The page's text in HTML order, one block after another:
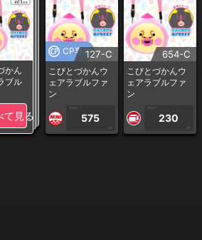
かん
ブル
て見る
CP専用127-C
こびとづかんウ
ェアラブルファ
ン
1PLAY
575
CP
654-C
こびとづかんウ
ェアラブルファ
ン
1PLAY
230
CP